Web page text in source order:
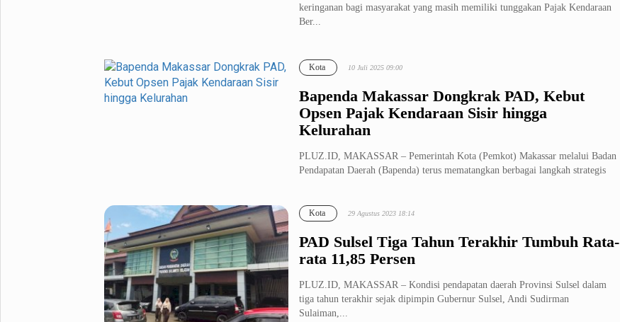
Parenting
keringanan bagi masyarakat yang masih memiliki tunggakan Pajak Kendaraan
Ber...
Bapenda Makassar Dongkrak PAD, Kebut
Opsen Pajak Kendaraan Sisir hingga
Kelurahan
Kota 10 Juli 2025 09:00
PLUZ.ID, MAKASSAR – Pemerintah Kota (Pemkot) Makassar melalui Badan
Pendapatan Daerah (Bapenda) terus mematangkan berbagai langkah strategis
PAD Sulsel Tiga Tahun Terakhir Tumbuh Rata-
rata 11,85 Persen
Kota 29 Agustus 2023 18:14
PLUZ.ID, MAKASSAR – Kondisi pendapatan daerah Provinsi Sulsel dalam
tiga tahun terakhir sejak dipimpin Gubernur Sulsel, Andi Sudirman
Sulaiman,...